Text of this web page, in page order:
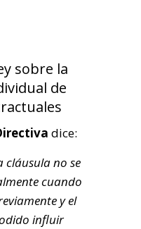
sobre la
de
dice:
cláusula no se
cuando
y el
influir